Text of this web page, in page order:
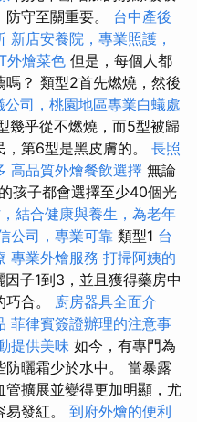
守至關重要。 台中產後
新店安養院，專業照護，
外燴菜色 但是，每個人都
？ 類型2首先燃燒，然後
公司，桃園地區專業白蟻處
幾乎從不燃燒，而5型被歸
第6型是黑皮膚的。 長照
高品質外燴餐飲選擇 無論
孩子都會選擇至少40個光
結合健康與養生，為老年
公司，專業可靠 類型1 台
專業外燴服務 打掃阿姨的
因子1到3，並且獲得藥房中
合。 廚房器具全面介
菲律賓簽證辦理的注意事
提供美味 如今，有專門為
曬霜少於水中。 當暴露
擴展並變得更加明顯，尤
發紅。 到府外燴的便利